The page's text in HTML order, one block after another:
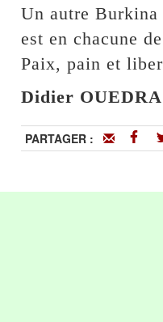
Un autre
est en chacune
Paix, pain et
Didier
PARTAGER :